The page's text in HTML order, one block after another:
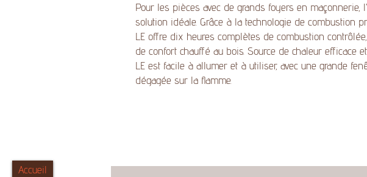
Accueil
Pour les pièces avec de grands foyers en maçonnerie,
solution idéale. Grâce à la technologie de combustion
LE offre dix heures complètes de combustion
de confort chauffé au bois. Source de chaleur efficace
LE est facile à allumer et à utiliser, avec une grande
dégagée sur la flamme.